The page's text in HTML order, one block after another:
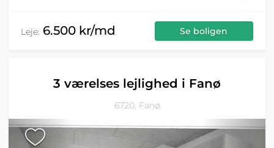
Leje: 6.500 kr/md Se boligen
3 værelses lejlighed i Fanø
6720, Fanø